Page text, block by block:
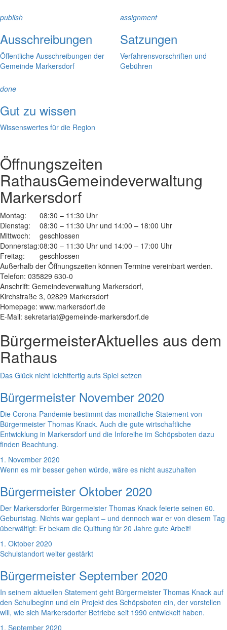
publish
Ausschreibungen
Öffentliche Ausschreibungen der
Gemeinde Markersdorf
assignment
Satzungen
Verfahrensvorschriften und
Gebühren
done
Gut zu wissen
Wissenswertes für die Region
Öffnungszeiten
RathausGemeindeverwaltung
Markersdorf
Montag:
08:30 – 11:30 Uhr
Dienstag:
08:30 – 11:30 Uhr und 14:00 – 18:00 Uhr
Mittwoch:
geschlossen
Donnerstag:08:30 – 11:30 Uhr und 14:00 – 17:00 Uhr
Freitag:
geschlossen
Außerhalb der Öffnungszeiten können Termine vereinbart werden.
Telefon: 035829 630-0
Anschrift: Gemeindeverwaltung Markersdorf,
Kirchstraße 3, 02829 Markersdorf
Homepage: www.markersdorf.de
E-Mail: sekretariat@gemeinde-markersdorf.de
BürgermeisterAktuelles aus dem
Rathaus
Das Glück nicht leichtfertig aufs Spiel setzen
Bürgermeister November 2020
Die Corona-Pandemie bestimmt das monatliche Statement von
Bürgermeister Thomas Knack. Auch die gute wirtschaftliche
Entwicklung in Markersdorf und die Inforeihe im Schöpsboten dazu
finden Beachtung.
1. November 2020
Wenn es mir besser gehen würde, wäre es nicht auszuhalten
Bürgermeister Oktober 2020
Der Markersdorfer Bürgermeister Thomas Knack feierte seinen 60.
Geburtstag. Nichts war geplant – und dennoch war er von diesem Tag
überwältigt: Er bekam die Quittung für 20 Jahre gute Arbeit!
1. Oktober 2020
Schulstandort weiter gestärkt
Bürgermeister September 2020
In seinem aktuellen Statement geht Bürgermeister Thomas Knack auf
den Schulbeginn und ein Projekt des Schöpsboten ein, der vorstellen
will, wie sich Markersdorfer Betriebe seit 1990 entwickelt haben.
1. September 2020